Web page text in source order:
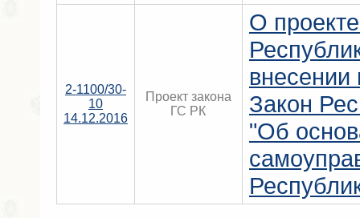
2-1100/30-
10
14.12.2016
Проект закона
ГС РК
О
внесении
Закон
"Об